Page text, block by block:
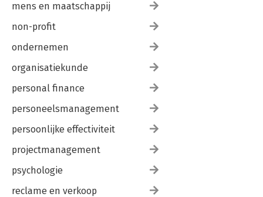
mens en maatschappij
non-profit
ondernemen
organisatiekunde
personal finance
personeelsmanagement
persoonlijke effectiviteit
projectmanagement
psychologie
reclame en verkoop